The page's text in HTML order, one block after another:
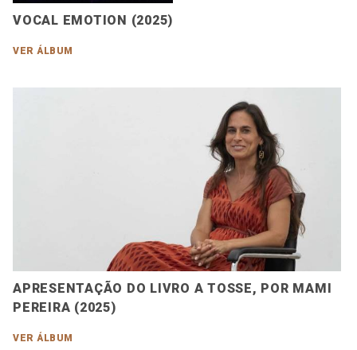
VOCAL EMOTION (2025)
VER ÁLBUM
APRESENTAÇÃO DO LIVRO A TOSSE, POR MAMI
PEREIRA (2025)
VER ÁLBUM